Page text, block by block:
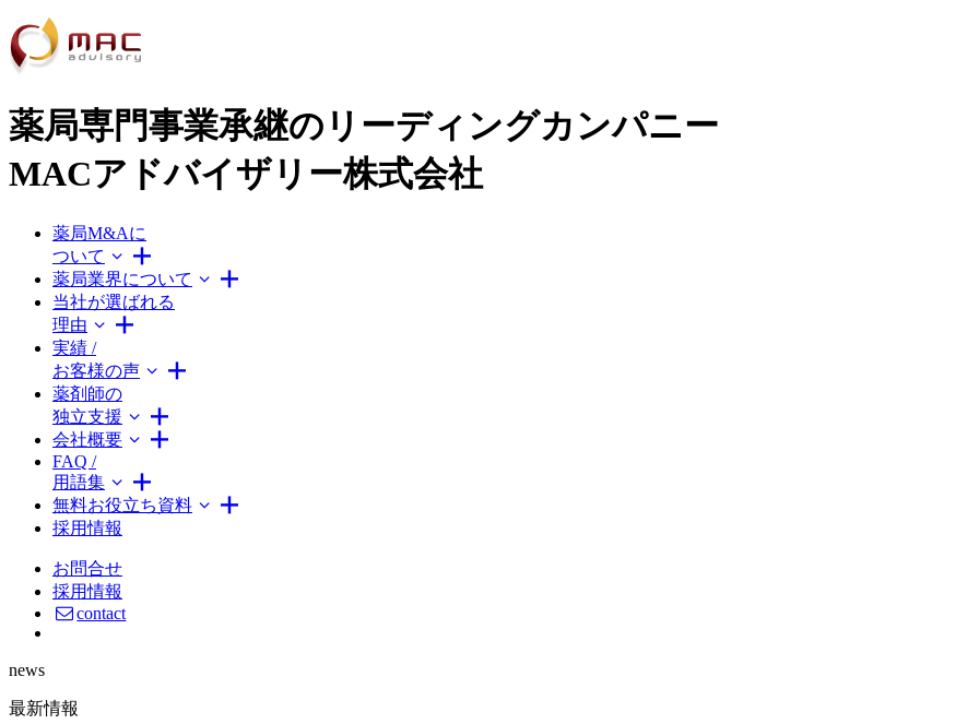
薬局専門事業承継のリーディングカンパニー
MACアドバイザリー株式会社
薬局M&Aに
ついて
薬局業界について
当社が選ばれる
理由
実績 /
お客様の声
薬剤師の
独立支援
会社概要
FAQ /
用語集
無料お役立ち資料
採用情報
お問合せ
採用情報
contact
news
最新情報